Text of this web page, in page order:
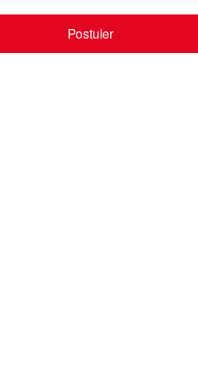
Postuler